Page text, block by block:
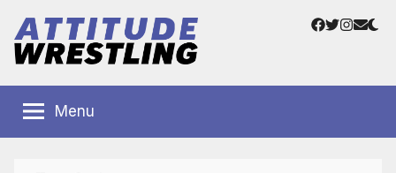
treści
Wrestling
Polska
Wrestlingu
Facebook
Twitter
Menu